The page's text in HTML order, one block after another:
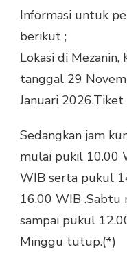
Informasi untuk
berikut ;
Lokasi di
tanggal 29
Januari
Sedangkan jam
mulai pukil 10.00
WIB serta pukul
16.00 WIB
sampai pukul
Minggu tutup.(*)